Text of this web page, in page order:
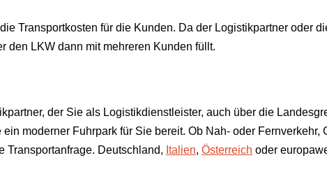
Transportkosten für die Kunden. Da der Logistikpartner oder
den LKW dann mit mehreren Kunden füllt.
der Sie als Logistikdienstleister, auch über die
moderner Fuhrpark für Sie bereit. Ob Nah- oder
Transportanfrage. Deutschland, Italien, Österreich oder